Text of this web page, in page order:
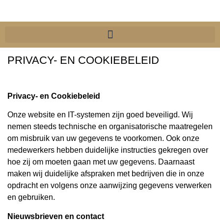
PRIVACY- EN COOKIEBELEID
Privacy- en Cookiebeleid
Onze website en IT-systemen zijn goed beveiligd. Wij
nemen steeds technische en organisatorische maatregelen
om misbruik van uw gegevens te voorkomen. Ook onze
medewerkers hebben duidelijke instructies gekregen over
hoe zij om moeten gaan met uw gegevens. Daarnaast
maken wij duidelijke afspraken met bedrijven die in onze
opdracht en volgens onze aanwijzing gegevens verwerken
en gebruiken.
Nieuwsbrieven en contact